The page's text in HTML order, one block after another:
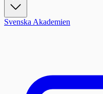
Svenska Akademien